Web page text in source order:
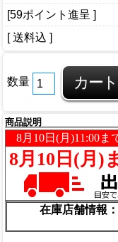
[59ポイント進呈 ]
[ 送料込 ]
数量
商品説明
在庫店舗情報：